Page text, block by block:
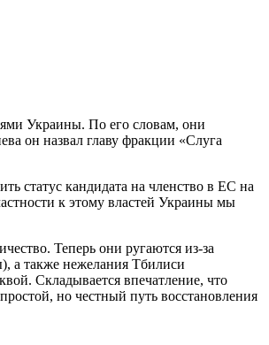
Украины. По его словам, они
он назвал главу фракции «Слуга
статус кандидата на членство в ЕС на
к этому властей Украины мы
Теперь они ругаются из-за
а также нежелания Тбилиси
Складывается впечатление, что
но честный путь восстановления